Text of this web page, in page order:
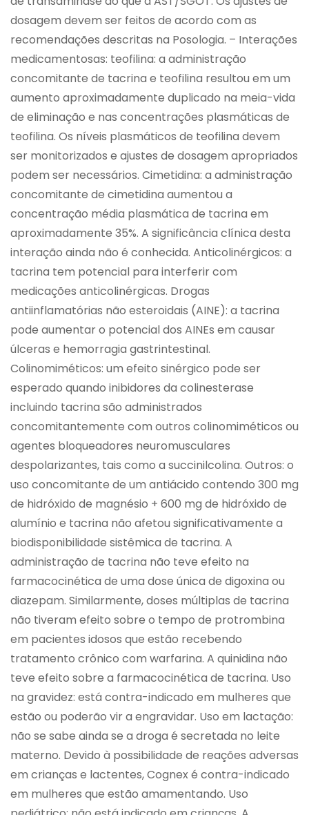
dosagem devem ser feitos de acordo com as
recomendações descritas na Posologia. – Interações
medicamentosas: teofilina: a administração
concomitante de tacrina e teofilina resultou em um
aumento aproximadamente duplicado na meia-vida
de eliminação e nas concentrações plasmáticas de
teofilina. Os níveis plasmáticos de teofilina devem
ser monitorizados e ajustes de dosagem apropriados
podem ser necessários. Cimetidina: a administração
concomitante de cimetidina aumentou a
concentração média plasmática de tacrina em
aproximadamente 35%. A significância clínica desta
interação ainda não é conhecida. Anticolinérgicos: a
tacrina tem potencial para interferir com
medicações anticolinérgicas. Drogas
antiinflamatórias não esteroidais (AINE): a tacrina
pode aumentar o potencial dos AINEs em causar
úlceras e hemorragia gastrintestinal.
Colinomiméticos: um efeito sinérgico pode ser
esperado quando inibidores da colinesterase
incluindo tacrina são administrados
concomitantemente com outros colinomiméticos ou
agentes bloqueadores neuromusculares
despolarizantes, tais como a succinilcolina. Outros: o
uso concomitante de um antiácido contendo 300 mg
de hidróxido de magnésio + 600 mg de hidróxido de
alumínio e tacrina não afetou significativamente a
biodisponibilidade sistêmica de tacrina. A
administração de tacrina não teve efeito na
farmacocinética de uma dose única de digoxina ou
diazepam. Similarmente, doses múltiplas de tacrina
não tiveram efeito sobre o tempo de protrombina
em pacientes idosos que estão recebendo
tratamento crônico com warfarina. A quinidina não
teve efeito sobre a farmacocinética de tacrina. Uso
na gravidez: está contra-indicado em mulheres que
estão ou poderão vir a engravidar. Uso em lactação:
não se sabe ainda se a droga é secretada no leite
materno. Devido à possibilidade de reações adversas
em crianças e lactentes, Cognex é contra-indicado
em mulheres que estão amamentando. Uso